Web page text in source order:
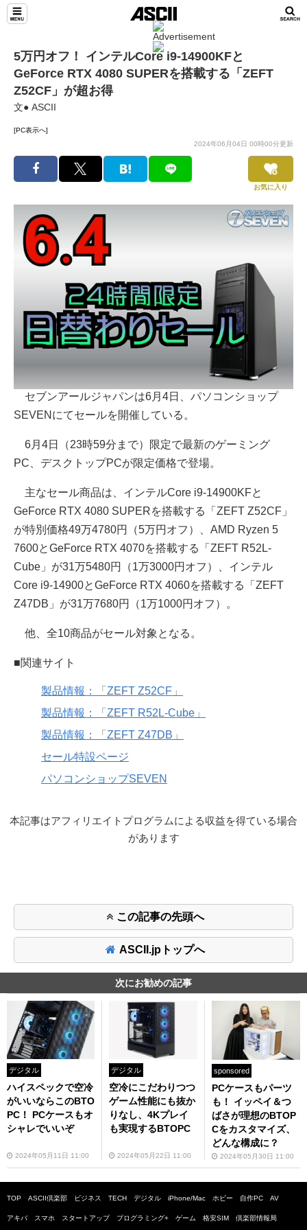
5万円オフ！ インテルCore i9-14900KFと
GeForce RTX 4080 SUPERを搭載する「ZEFT
Z52CF」が超お得
文● ASCII
[PC表示へ]
2024年06月04日 00時00分更新
お気に入り
セブンアールジャパンは6月4日、パソコンショップ
SEVENにてセールを開催している。
6月4日（23時59分まで）限定で最新のゲーミング
PC、デスクトップPCが限定価格で登場。
主なセール商品は、インテルCore i9-14900KFと
GeForce RTX 4080 SUPERを搭載する「ZEFT Z52CF」
が特別価格49万4780円（5万円オフ）、AMD Ryzen 5
7600とGeForce RTX 4070を搭載する「ZEFT R52L-
Cube」が31万5480円（1万3000円オフ）、インテル
Core i9-14900とGeForce RTX 4060を搭載する「ZEFT
Z47DB」が31万7680円（1万1000円オフ）。
他、全10商品がセール対象となる。
■関連サイト
製品情報：「ZEFT Z52CF」
製品情報：「ZEFT R52L-Cube」
製品情報：「ZEFT Z47DB」
セール特設ページ
パソコンショップSEVEN
本記事はアフィリエイトプログラムによる収益を得ている場合
があります
この記事の先頭へ
ASCII.jpトップへ
次にお勧めの記事
デジタル
ハイスペックで空冷
がいいならこのBTO
PC！ PCケースもオ
シャレでいいぞ
2024年05月11日 11:00
デジタル
空冷にこだわりつつ
ゲーム性能にも抜か
りなし、4Kプレイ
も実現するBTOPC
2024年05月22日 11:00
sponsored
PCケースもパーツ
も！ イッペイ＆つ
ばさが理想のBTOP
Cをカスタマイズ、
どんな構成に？
2024年05月30日 11:00
TOP ASCII倶楽部 ビジネス TECH デジタル iPhone/Mac ホビー 自作PC AV
アキバ スマホ スタートアップ プログラミング+ ゲーム 格安SIM 倶楽部情報局